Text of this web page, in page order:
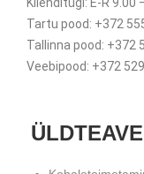
Tartu pood: +372
Tallinna pood: +372
Veebipood: +372
ÜLDTEAVE